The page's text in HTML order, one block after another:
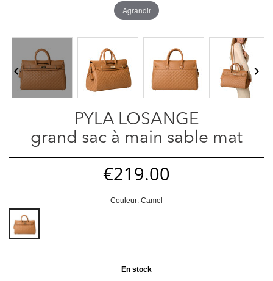
Agrandir
 
PYLA LOSANGE
grand sac à main sable mat
€219.00
Couleur: Camel
En stock